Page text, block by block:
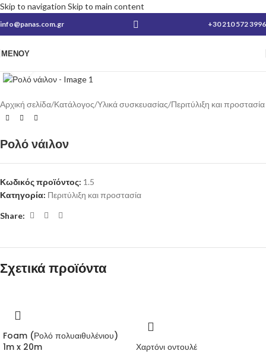
Skip to navigation Skip to main content
info@panas.com.gr +30 210 572 3996
ΜΕΝΟΎ
Αρχική σελίδα/Κατάλογος/Υλικά συσκευασίας/Περιτύλιξη και προστασία
Ρολό νάιλον
Κωδικός προϊόντος: 1.5
Κατηγορία: Περιτύλιξη και προστασία
Share:
Σχετικά προϊόντα
Foam (Ρολό πολυαιθυλένιου)
1m x 20m
Χαρτόνι οντουλέ